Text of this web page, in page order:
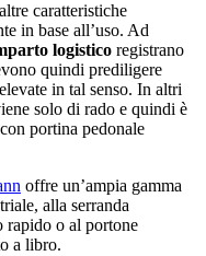
caratteristiche
in base all’uso. Ad
logistico registrano
quindi prediligere
in tal senso. In altri
solo di rado e quindi è
portina pedonale
offre un’ampia gamma
alla serranda
rapido o al portone
a libro.